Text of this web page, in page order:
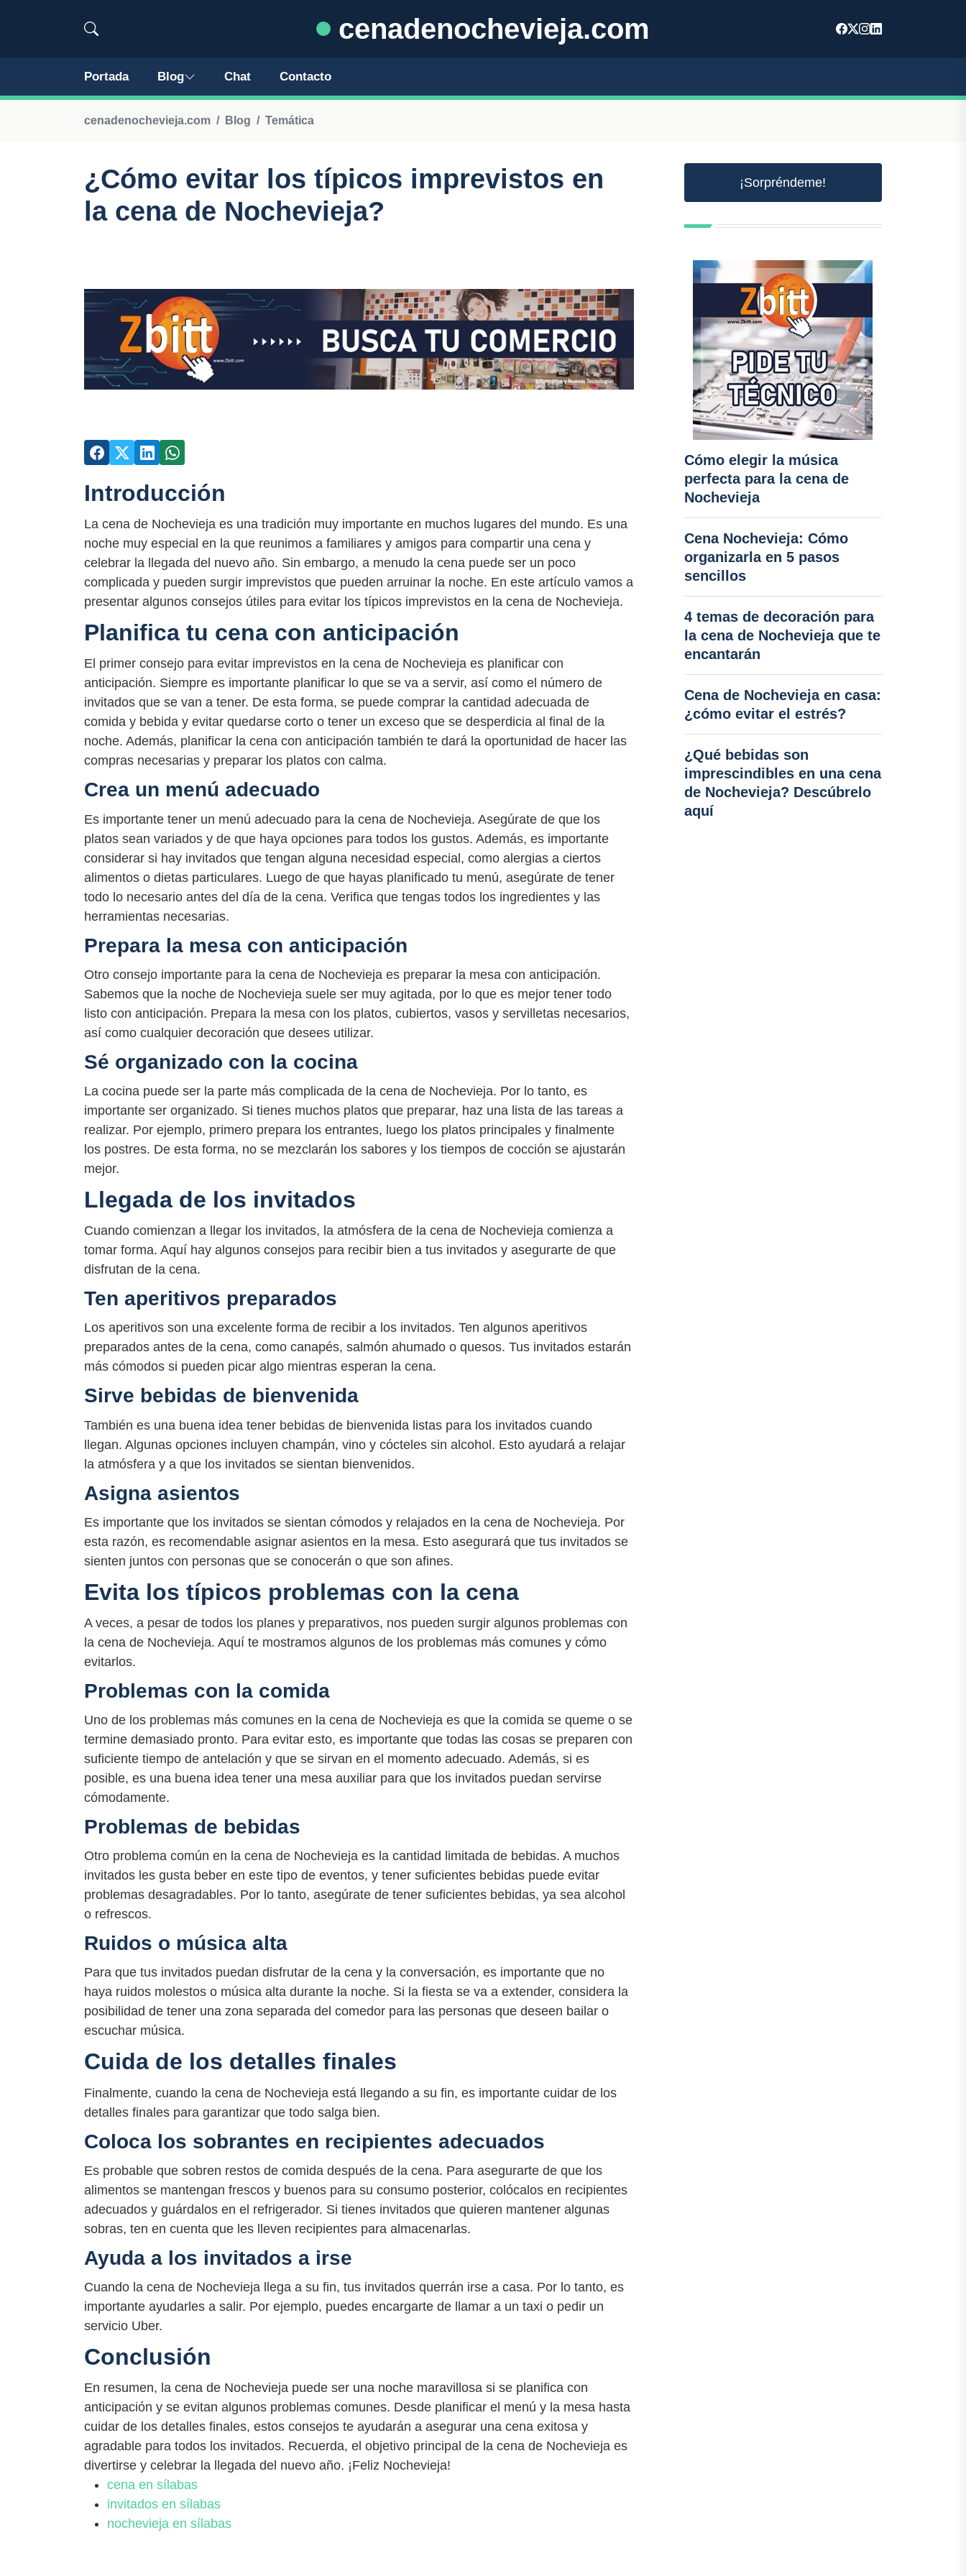
cenadenochevieja.com
Portada Blog Chat Contacto
cenadenochevieja.com Blog Temática
¿Cómo evitar los típicos imprevistos en
la cena de Nochevieja?
Introducción
La cena de Nochevieja es una tradición muy importante en muchos lugares del mundo. Es una
noche muy especial en la que reunimos a familiares y amigos para compartir una cena y
celebrar la llegada del nuevo año. Sin embargo, a menudo la cena puede ser un poco
complicada y pueden surgir imprevistos que pueden arruinar la noche. En este artículo vamos a
presentar algunos consejos útiles para evitar los típicos imprevistos en la cena de Nochevieja.
Planifica tu cena con anticipación
El primer consejo para evitar imprevistos en la cena de Nochevieja es planificar con
anticipación. Siempre es importante planificar lo que se va a servir, así como el número de
invitados que se van a tener. De esta forma, se puede comprar la cantidad adecuada de
comida y bebida y evitar quedarse corto o tener un exceso que se desperdicia al final de la
noche. Además, planificar la cena con anticipación también te dará la oportunidad de hacer las
compras necesarias y preparar los platos con calma.
Crea un menú adecuado
Es importante tener un menú adecuado para la cena de Nochevieja. Asegúrate de que los
platos sean variados y de que haya opciones para todos los gustos. Además, es importante
considerar si hay invitados que tengan alguna necesidad especial, como alergias a ciertos
alimentos o dietas particulares. Luego de que hayas planificado tu menú, asegúrate de tener
todo lo necesario antes del día de la cena. Verifica que tengas todos los ingredientes y las
herramientas necesarias.
Prepara la mesa con anticipación
Otro consejo importante para la cena de Nochevieja es preparar la mesa con anticipación.
Sabemos que la noche de Nochevieja suele ser muy agitada, por lo que es mejor tener todo
listo con anticipación. Prepara la mesa con los platos, cubiertos, vasos y servilletas necesarios,
así como cualquier decoración que desees utilizar.
Sé organizado con la cocina
La cocina puede ser la parte más complicada de la cena de Nochevieja. Por lo tanto, es
importante ser organizado. Si tienes muchos platos que preparar, haz una lista de las tareas a
realizar. Por ejemplo, primero prepara los entrantes, luego los platos principales y finalmente
los postres. De esta forma, no se mezclarán los sabores y los tiempos de cocción se ajustarán
mejor.
Llegada de los invitados
Cuando comienzan a llegar los invitados, la atmósfera de la cena de Nochevieja comienza a
tomar forma. Aquí hay algunos consejos para recibir bien a tus invitados y asegurarte de que
disfrutan de la cena.
Ten aperitivos preparados
Los aperitivos son una excelente forma de recibir a los invitados. Ten algunos aperitivos
preparados antes de la cena, como canapés, salmón ahumado o quesos. Tus invitados estarán
más cómodos si pueden picar algo mientras esperan la cena.
Sirve bebidas de bienvenida
También es una buena idea tener bebidas de bienvenida listas para los invitados cuando
llegan. Algunas opciones incluyen champán, vino y cócteles sin alcohol. Esto ayudará a relajar
la atmósfera y a que los invitados se sientan bienvenidos.
Asigna asientos
Es importante que los invitados se sientan cómodos y relajados en la cena de Nochevieja. Por
esta razón, es recomendable asignar asientos en la mesa. Esto asegurará que tus invitados se
sienten juntos con personas que se conocerán o que son afines.
Evita los típicos problemas con la cena
A veces, a pesar de todos los planes y preparativos, nos pueden surgir algunos problemas con
la cena de Nochevieja. Aquí te mostramos algunos de los problemas más comunes y cómo
evitarlos.
Problemas con la comida
Uno de los problemas más comunes en la cena de Nochevieja es que la comida se queme o se
termine demasiado pronto. Para evitar esto, es importante que todas las cosas se preparen con
suficiente tiempo de antelación y que se sirvan en el momento adecuado. Además, si es
posible, es una buena idea tener una mesa auxiliar para que los invitados puedan servirse
cómodamente.
Problemas de bebidas
Otro problema común en la cena de Nochevieja es la cantidad limitada de bebidas. A muchos
invitados les gusta beber en este tipo de eventos, y tener suficientes bebidas puede evitar
problemas desagradables. Por lo tanto, asegúrate de tener suficientes bebidas, ya sea alcohol
o refrescos.
Ruidos o música alta
Para que tus invitados puedan disfrutar de la cena y la conversación, es importante que no
haya ruidos molestos o música alta durante la noche. Si la fiesta se va a extender, considera la
posibilidad de tener una zona separada del comedor para las personas que deseen bailar o
escuchar música.
Cuida de los detalles finales
Finalmente, cuando la cena de Nochevieja está llegando a su fin, es importante cuidar de los
detalles finales para garantizar que todo salga bien.
Coloca los sobrantes en recipientes adecuados
Es probable que sobren restos de comida después de la cena. Para asegurarte de que los
alimentos se mantengan frescos y buenos para su consumo posterior, colócalos en recipientes
adecuados y guárdalos en el refrigerador. Si tienes invitados que quieren mantener algunas
sobras, ten en cuenta que les lleven recipientes para almacenarlas.
Ayuda a los invitados a irse
Cuando la cena de Nochevieja llega a su fin, tus invitados querrán irse a casa. Por lo tanto, es
importante ayudarles a salir. Por ejemplo, puedes encargarte de llamar a un taxi o pedir un
servicio Uber.
Conclusión
En resumen, la cena de Nochevieja puede ser una noche maravillosa si se planifica con
anticipación y se evitan algunos problemas comunes. Desde planificar el menú y la mesa hasta
cuidar de los detalles finales, estos consejos te ayudarán a asegurar una cena exitosa y
agradable para todos los invitados. Recuerda, el objetivo principal de la cena de Nochevieja es
divertirse y celebrar la llegada del nuevo año. ¡Feliz Nochevieja!
cena en sílabas
invitados en sílabas
nochevieja en sílabas
¡Sorpréndeme!
Cómo elegir la música
perfecta para la cena de
Nochevieja
Cena Nochevieja: Cómo
organizarla en 5 pasos
sencillos
4 temas de decoración para
la cena de Nochevieja que te
encantarán
Cena de Nochevieja en casa:
¿cómo evitar el estrés?
¿Qué bebidas son
imprescindibles en una cena
de Nochevieja? Descúbrelo
aquí